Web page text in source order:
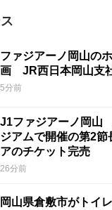
ファジアーノ岡山の
画 JR西日本岡山支
5分前
J1ファジアーノ岡山
ジアムで開催の第2
アのチケット完売
26分前
岡山県倉敷市がトイ